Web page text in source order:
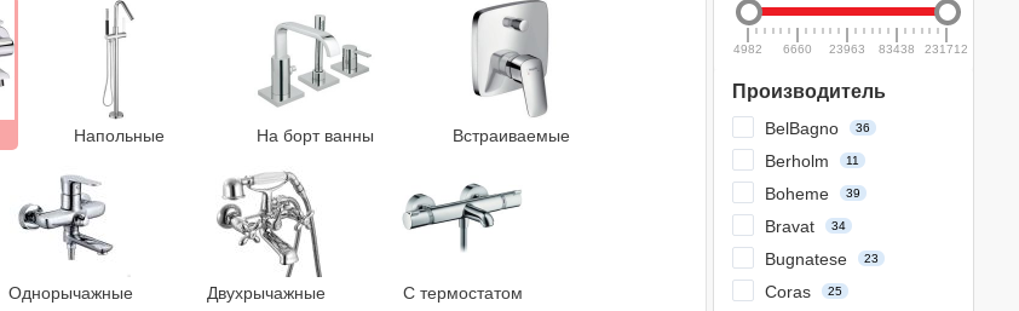
Напольные На борт ванны Встраиваемые
Однорычажные Двухрычажные С термостатом
4982 6660 23963 83438 231712
Производитель
BelBagno 36
Berholm 11
Boheme 39
Bravat 34
Bugnatese 23
Coras 25